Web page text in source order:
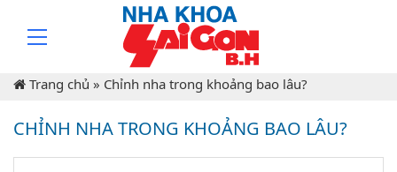
Trang chủ » Chỉnh nha trong khoảng bao lâu?
CHỈNH NHA TRONG KHOẢNG BAO LÂU?